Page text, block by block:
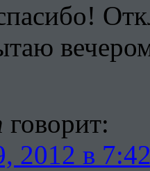
говорит:
2012 в